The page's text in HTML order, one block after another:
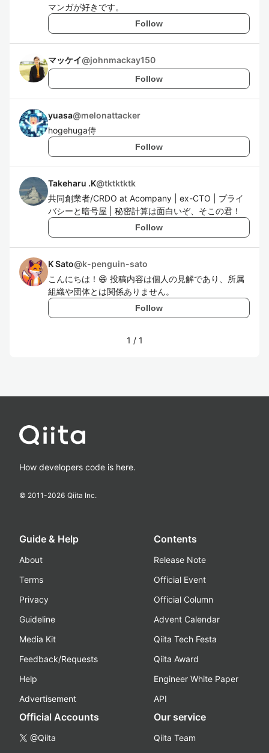
マンガが好きです。
Follow
マッケイ@johnmackay150
Follow
yuasa@melonattacker
hogehuga侍
Follow
Takeharu .K@tktktktk
共同創業者/CRDO at Acompany | ex-CTO | プライ
バシーと暗号屋 | 秘密計算は面白いぞ、そこの君！
Follow
K Sato@k-penguin-sato
こんにちは！😄 投稿内容は個人の見解であり、所属
組織や団体とは関係ありません。
Follow
1 / 1
How developers code is here.
© 2011-2026 Qiita Inc.
Guide & Help
About
Terms
Privacy
Guideline
Media Kit
Feedback/Requests
Help
Advertisement
Contents
Release Note
Official Event
Official Column
Advent Calendar
Qiita Tech Festa
Qiita Award
Engineer White Paper
API
Official Accounts
@Qiita
Our service
Qiita Team